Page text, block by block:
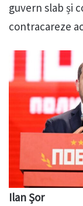
guvern slab și
contracareze
Ilan Șor